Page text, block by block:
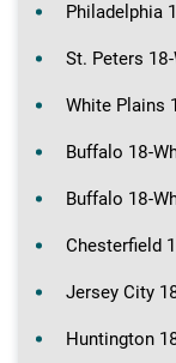
Philadelphia
St. Peters
White Plains
Buffalo 18-
Buffalo 18-
Chesterfield
Jersey City
Huntington